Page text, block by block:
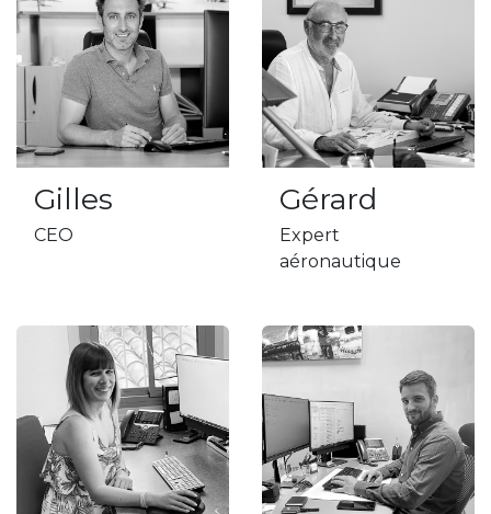
Gilles
CEO
Gérard
Expert
aéronautique